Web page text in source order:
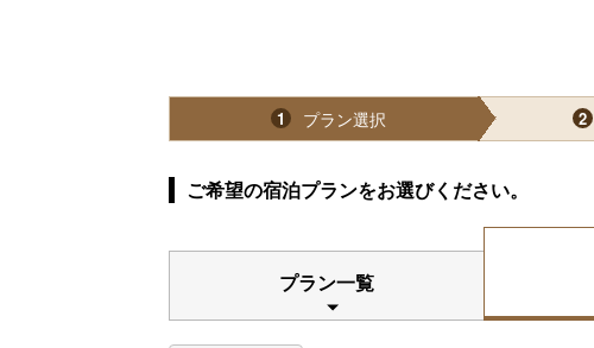
1 プラン選択 2
ご希望の宿泊プランをお選びください。
プラン一覧